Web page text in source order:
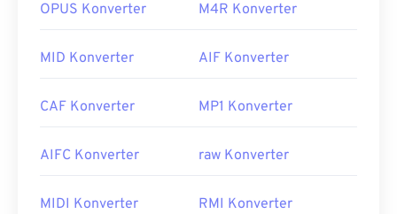
OPUS Konverter M4R Konverter
MID Konverter AIF Konverter
CAF Konverter MP1 Konverter
AIFC Konverter raw Konverter
MIDI Konverter RMI Konverter